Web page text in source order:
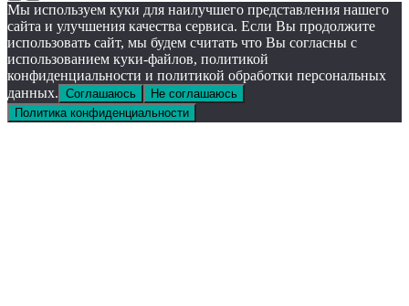
Мы используем куки для наилучшего представления нашего
сайта и улучшения качества сервиса. Если Вы продолжите
использовать сайт, мы будем считать что Вы согласны с
использованием куки-файлов, политикой
конфиденциальности и политикой обработки персональных
данных. Соглашаюсь
Не соглашаюсь
Политика конфиденциальности